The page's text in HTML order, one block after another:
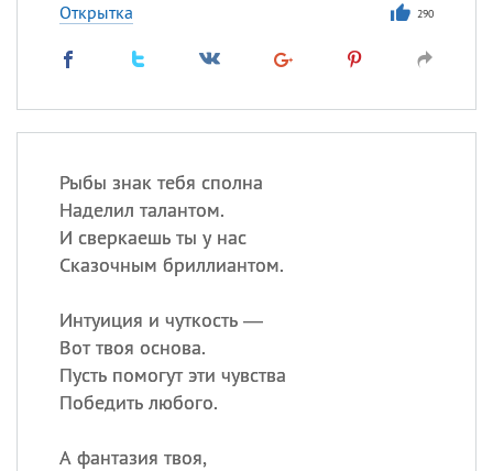
Открытка 290
Рыбы знак тебя сполна
Наделил талантом.
И сверкаешь ты у нас
Сказочным бриллиантом.
Интуиция и чуткость —
Вот твоя основа.
Пусть помогут эти чувства
Победить любого.
А фантазия твоя,